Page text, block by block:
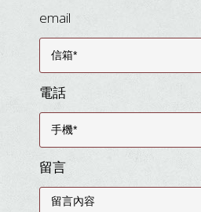
email
電話
留言